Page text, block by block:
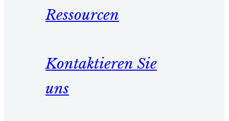
Ressourcen
Kontaktieren Sie
uns